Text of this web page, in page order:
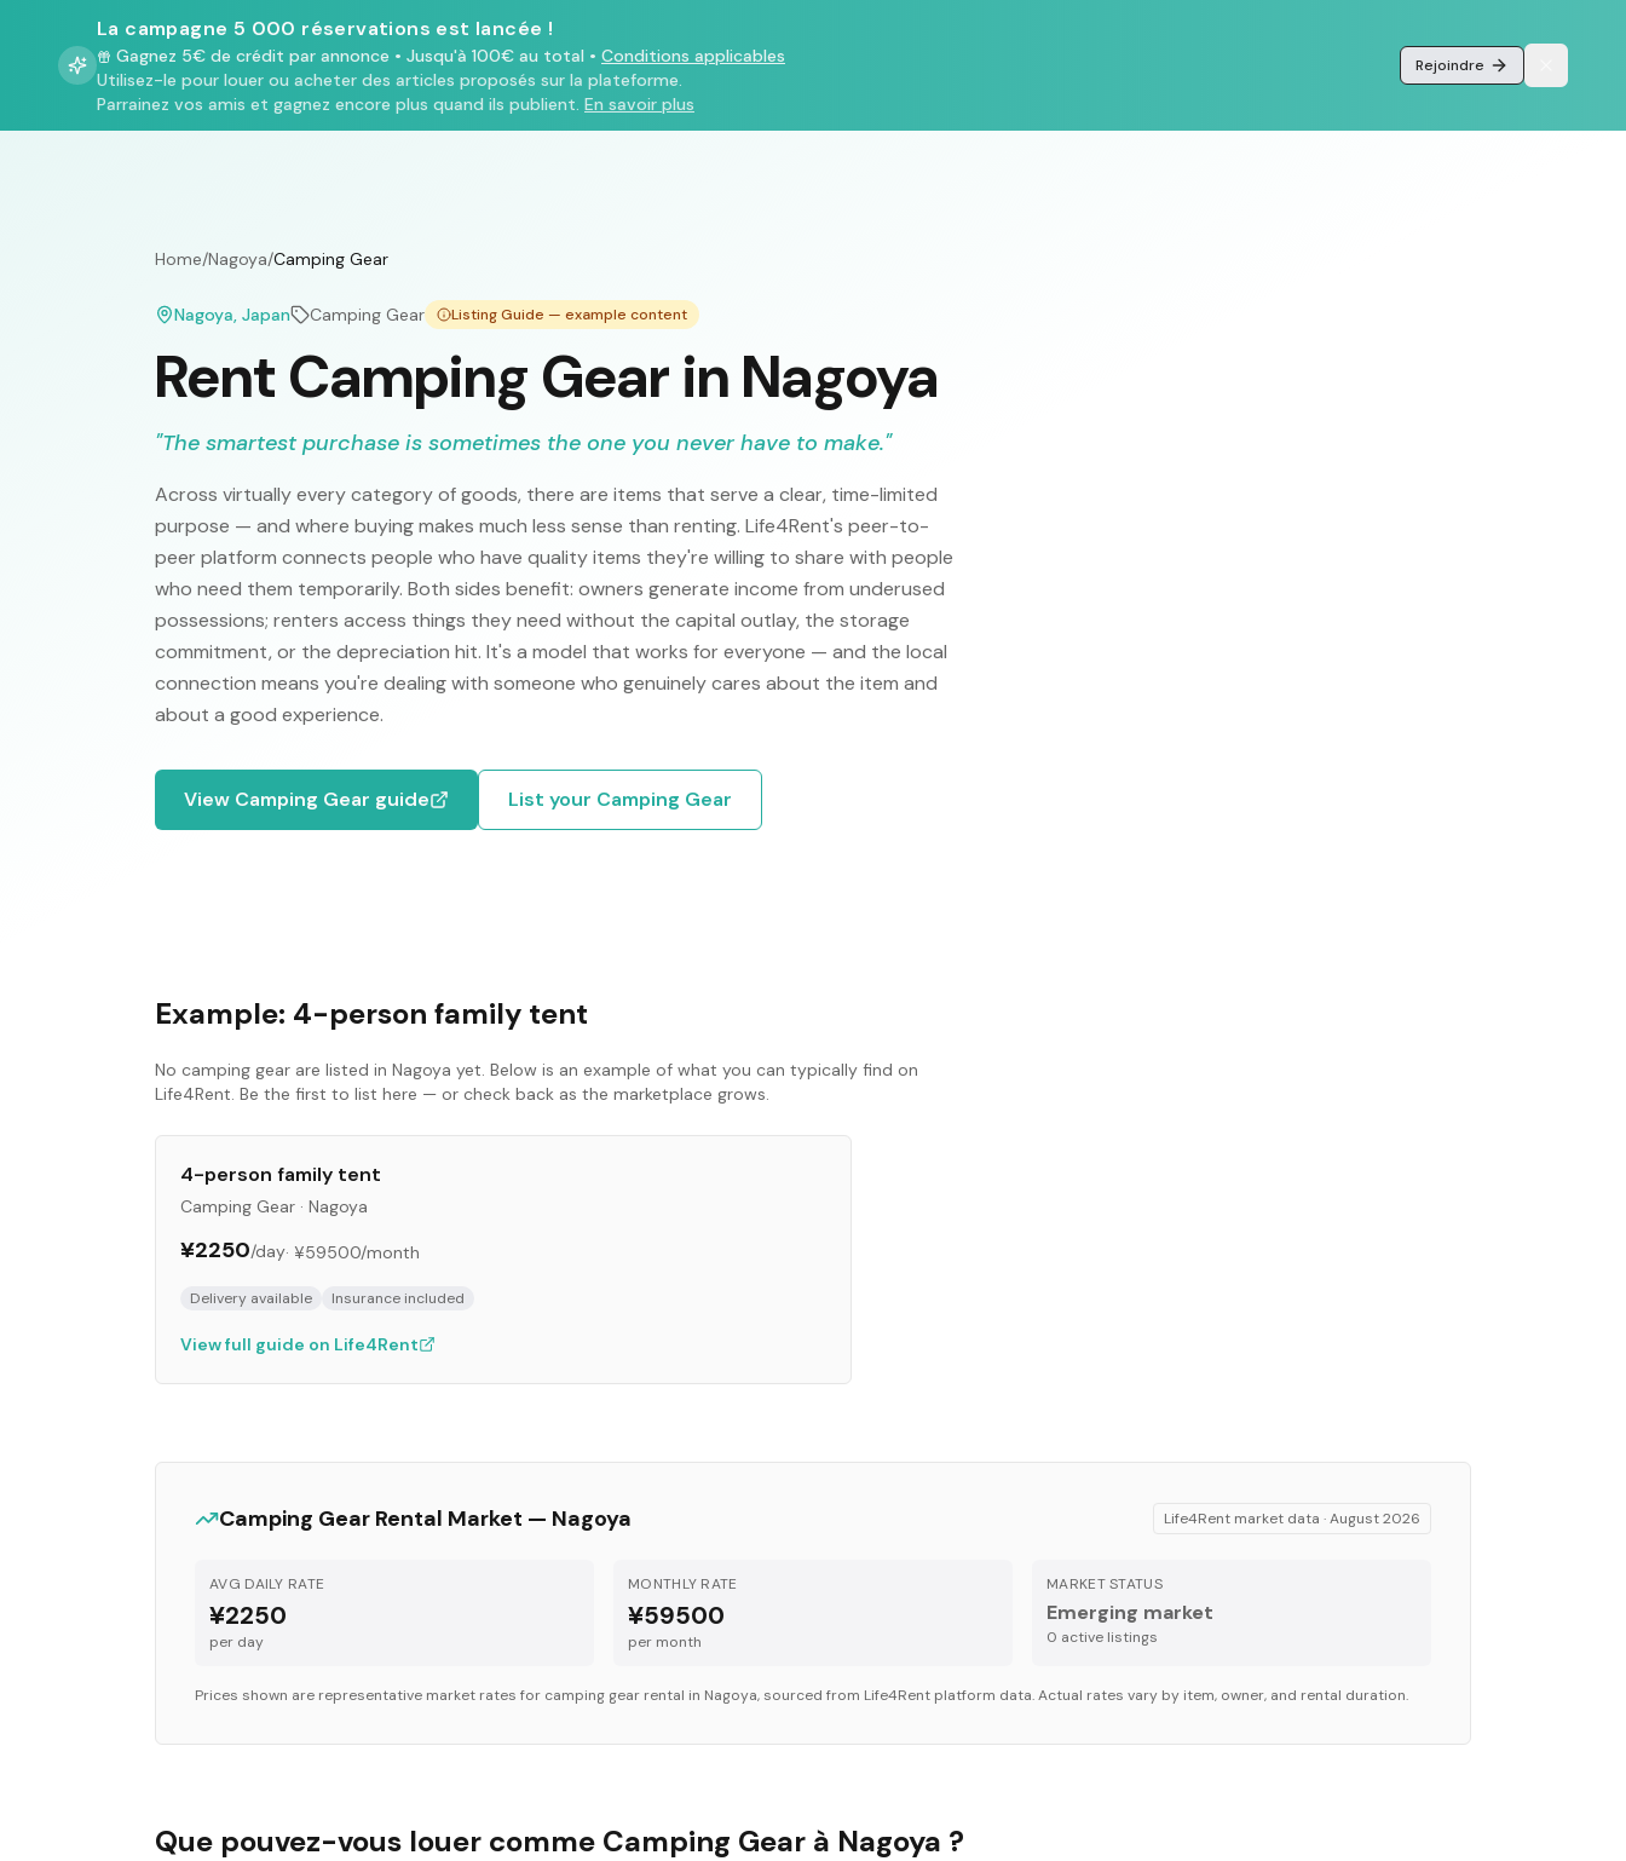
La campagne 5 000 réservations est lancée !
Gagnez 5€ de crédit par annonce • Jusqu'à 100€ au total • Conditions applicables
Utilisez-le pour louer ou acheter des articles proposés sur la plateforme.
Parrainez vos amis et gagnez encore plus quand ils publient. En savoir plus
Rejoindre
Home/Nagoya/Camping Gear
Nagoya, Japan Camping Gear Listing Guide — example content
Rent Camping Gear in Nagoya
"The smartest purchase is sometimes the one you never have to make."
Across virtually every category of goods, there are items that serve a clear, time-limited
purpose — and where buying makes much less sense than renting. Life4Rent's peer-to-
peer platform connects people who have quality items they're willing to share with people
who need them temporarily. Both sides benefit: owners generate income from underused
possessions; renters access things they need without the capital outlay, the storage
commitment, or the depreciation hit. It's a model that works for everyone — and the local
connection means you're dealing with someone who genuinely cares about the item and
about a good experience.
View Camping Gear guide List your Camping Gear
Example: 4-person family tent
No camping gear are listed in Nagoya yet. Below is an example of what you can typically find on
Life4Rent. Be the first to list here — or check back as the marketplace grows.
4-person family tent
Camping Gear · Nagoya
¥2250/day· ¥59500/month
Delivery available Insurance included
View full guide on Life4Rent
Camping Gear Rental Market — Nagoya Life4Rent market data ·August 2026
AVG DAILY RATE
¥2250
per day
MONTHLY RATE
¥59500
per month
MARKET STATUS
Emerging market
0 active listings
Prices shown are representative market rates for camping gear rental in Nagoya, sourced from Life4Rent platform data. Actual rates vary by item, owner, and rental duration.
Que pouvez-vous louer comme Camping Gear à Nagoya ?